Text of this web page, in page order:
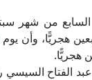
السابع من شهر
هجريًّا، وأن
هجريًّا.
الفتاح